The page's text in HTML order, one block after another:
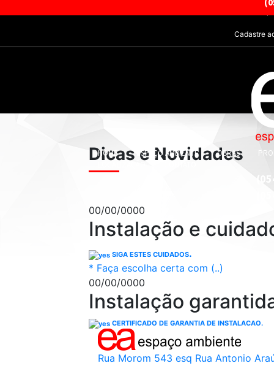
HOME ESPAÇO AMBIENTE OBRAS
Dicas e Novidades
00/00/0000
Instalação e
SIGA ESTES CUIDADOS.
* Faça escolha certa com (..)
00/00/0000
Instalação
CERTIFICADO DE GARANTIA DE INSTALACAO.
Rua Morom 543 esq Rua Antonio